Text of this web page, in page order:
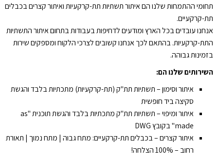
תחומי ההתמחות שלנו הם איתור תשתיות תת-קרקעיות ואיתור קצרים בכבלים
תת-קרקעיים.
אנחנו עובדים בכל הארץ ומודעים לדחיפות בעבודות בתחום איתור התשתיות
התת-קרקעיות. בהתאם לכך אנחנו קשובים לצרכי הלקוח ומספקים שירות
בזמינות גבוהה.
השירותים שלנו הם:
איתור וסימון – תשתיות תת"ק (תת-קרקעיות) מתכתיות בלבד והגשת
סקיצה ביד חופשית
איתור ומיפוי – תשתיות תת"ק מתכתיות בלבד והגשת תוכנית "as
made" בקובץ DWG
איתור קצרים – בכבלים תת-קרקעיים: מתח גבוה | מתח נמוך | תאורת
רחוב – 100% הצלחה!